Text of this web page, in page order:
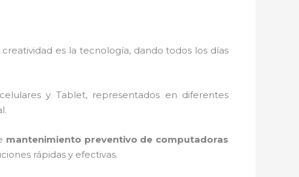
es la tecnología, dando todos los días
y Tablet, representados en diferentes
mantenimiento preventivo de computadoras
rápidas y efectivas.